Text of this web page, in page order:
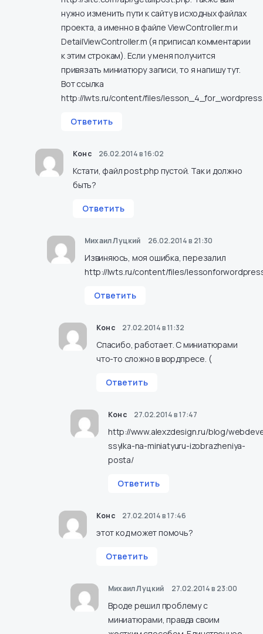
нужно изменить пути к сайту в исходных файлах
проекта, а именно в файле ViewController.m и
DetailViewController.m (я приписал комментарии
к этим строкам). Если у меня получится
привязать миниатюру записи, то я напишу тут.
Вот ссылка
http://lwts.ru/content/files/
Ответить
Конс 26.02.2014 в 16:02
Кстати, файл post.php пустой. Так и должно
быть?
Ответить
Михаил Луцкий 26.02.2014 в 21:30
Извиняюсь, моя ошибка, перезалил
http://lwts.ru/content/files/
Ответить
Конс 27.02.2014 в 11:32
Спасибо, работает. C миниатюрами
что-то сложно в вордпресе. (
Ответить
Конс 27.02.2014 в 17:47
http://www.alexzdesign.ru/blog/
ssylka-na-miniatyuru-izobrazheniya-
posta/
Ответить
Конс 27.02.2014 в 17:46
этот код может помочь?
Ответить
Михаил Луцкий 27.02.2014 в 23:00
Вроде решил проблему с
миниатюрами, правда своим